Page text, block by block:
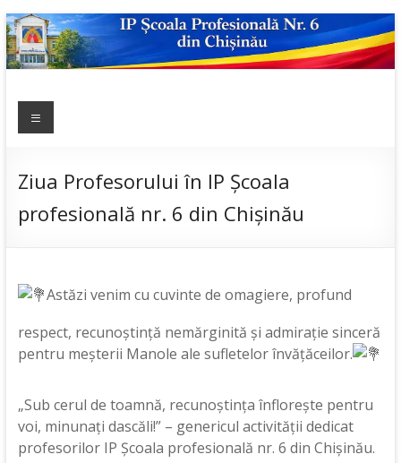
Skip
to
content
NR.6
scoala
nr.6; școală
admitere;
Meniu
Ziua Profesorului în IP Școala
profesională nr. 6 din Chișinău
Astăzi venim cu cuvinte de omagiere, profund
respect, recunoștință nemărginită și admirație sinceră
pentru meşterii Manole ale sufletelor învățăceilor.
„Sub cerul de toamnă, recunoștința înflorește pentru
voi, minunați dascăli!” – genericul activităţii dedicat
profesorilor IP Școala profesională nr. 6 din Chișinău.